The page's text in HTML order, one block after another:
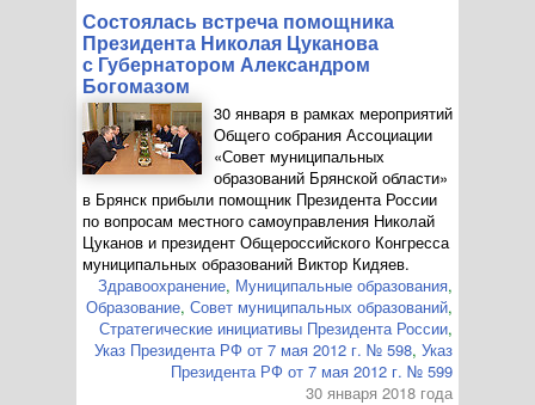
Состоялась встреча помощника
Президента Николая Цуканова
с Губернатором Александром
Богомазом
30 января в рамках мероприятий
Общего собрания Ассоциации
«Совет муниципальных
образований Брянской области»
в Брянск прибыли помощник Президента России
по вопросам местного самоуправления Николай
Цуканов и президент Общероссийского Конгресса
муниципальных образований Виктор Кидяев.
Здравоохранение, Муниципальные образования,
Образование, Совет муниципальных образований,
Стратегические инициативы Президента России,
Указ Президента РФ от 7 мая 2012 г. № 598, Указ
Президента РФ от 7 мая 2012 г. № 599
30 января 2018 года